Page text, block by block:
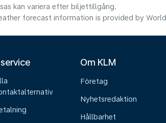
kan variera efter biljettillgång.
forecast information is provided by
Om KLM
Företag
Nyhetsredaktion
Hållbarhet